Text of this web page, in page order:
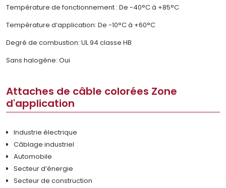
Température de fonctionnement : De -40°C à +85°C
Température d’application: De -10°C à +60°C
Degré de combustion: UL 94 classe HB
Sans halogène: Oui
Attaches de câble colorées Zone
d'application
Industrie électrique
Câblage industriel
Automobile
Secteur d’énergie
Secteur de construction